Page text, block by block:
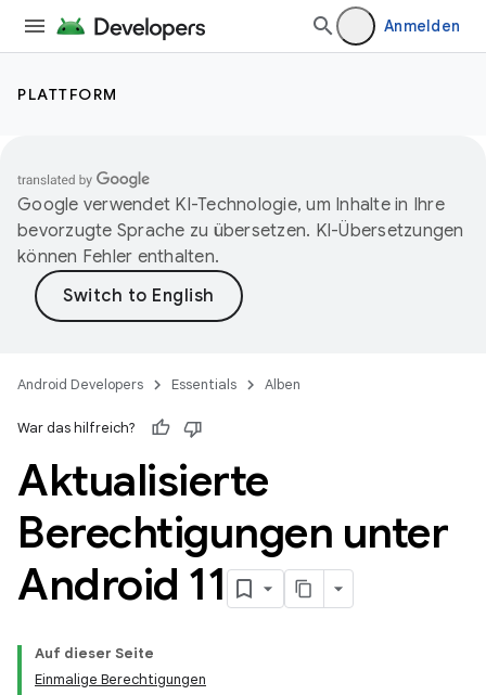
Anmelden
PLATTFORM
Google verwendet KI-Technologie, um Inhalte in Ihre
bevorzugte Sprache zu übersetzen. KI-Übersetzungen
können Fehler enthalten.
Android Developers Essentials Alben
War das hilfreich?
Aktualisierte
Berechtigungen unter
Android 11
Auf dieser Seite
Einmalige Berechtigungen